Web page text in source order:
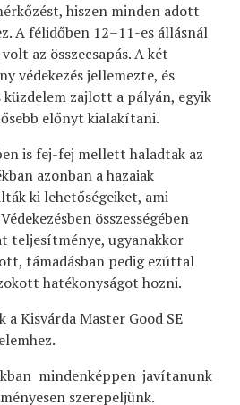
hiszen minden adott
A félidőben 12–11-es állásnál
az összecsapás. A két
védekezés jellemezte, és
zajlott a pályán, egyik
előnyt kialakítani.
is fej-fej mellett haladtak az
azonban a hazaiak
ki lehetőségeiket, ami
összességében
teljesítménye, ugyanakkor
támadásban pedig ezúttal
hatékonyságot hozni.
Kisvárda Master Good SE
mindenképpen javítanunk
szerepeljünk.